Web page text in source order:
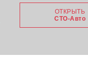
ОТКРЫТЬ
СТО-Авто